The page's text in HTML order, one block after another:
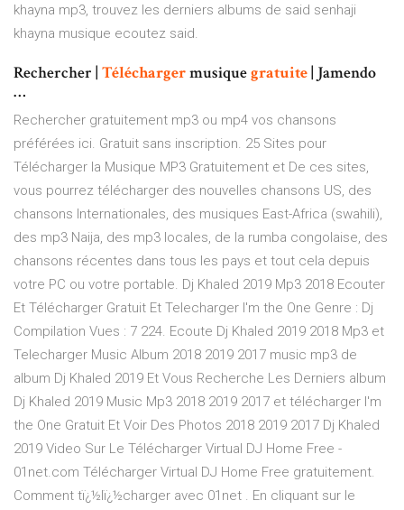
khayna mp3, trouvez les derniers albums de said senhaji
khayna musique ecoutez said.
Rechercher | Téléchargermusiquegratuite| Jamendo
…
Rechercher gratuitement mp3 ou mp4 vos chansons
préférées ici. Gratuit sans inscription. 25 Sites pour
Télécharger la Musique MP3 Gratuitement et De ces sites,
vous pourrez télécharger des nouvelles chansons US, des
chansons Internationales, des musiques East-Africa (swahili),
des mp3 Naija, des mp3 locales, de la rumba congolaise, des
chansons récentes dans tous les pays et tout cela depuis
votre PC ou votre portable. Dj Khaled 2019 Mp3 2018 Ecouter
Et Télécharger Gratuit Et Telecharger I'm the One Genre : Dj
Compilation Vues : 7 224. Ecoute Dj Khaled 2019 2018 Mp3 et
Telecharger Music Album 2018 2019 2017 music mp3 de
album Dj Khaled 2019 Et Vous Recherche Les Derniers album
Dj Khaled 2019 Music Mp3 2018 2019 2017 et télécharger I'm
the One Gratuit Et Voir Des Photos 2018 2019 2017 Dj Khaled
2019 Video Sur Le Télécharger Virtual DJ Home Free -
01net.com Télécharger Virtual DJ Home Free gratuitement.
Comment tï¿½lï¿½charger avec 01net . En cliquant sur le